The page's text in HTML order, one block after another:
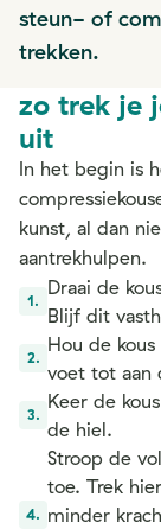
steun- of
trekken.
zo trek je
uit
In het begin is
kunst, al dan
aantrekhulpen.
Draai de
Blijf dit
Hou de
voet tot aan
Keer de
de hiel.
Stroop de
toe. Trek
minder